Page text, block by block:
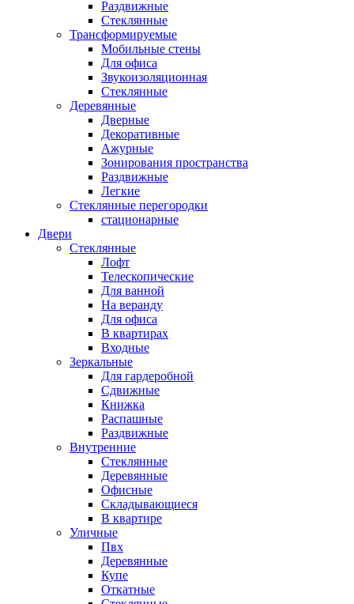
Раздвижные
Стеклянные
Трансформируемые
Мобильные стены
Для офиса
Звукоизоляционная
Стеклянные
Деревянные
Дверные
Декоративные
Ажурные
Зонирования пространства
Раздвижные
Легкие
Стеклянные перегородки
стационарные
Двери
Стеклянные
Лофт
Телескопические
Для ванной
На веранду
Для офиса
В квартирах
Входные
Зеркальные
Для гардеробной
Сдвижные
Книжка
Распашные
Раздвижные
Внутренние
Стеклянные
Деревянные
Офисные
Складывающиеся
В квартире
Уличные
Пвх
Деревянные
Купе
Откатные